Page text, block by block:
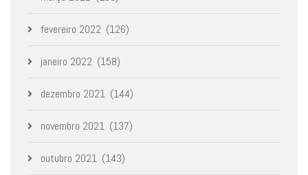
fevereiro 2022 (126)
janeiro 2022 (158)
dezembro 2021 (144)
novembro 2021 (137)
outubro 2021 (143)